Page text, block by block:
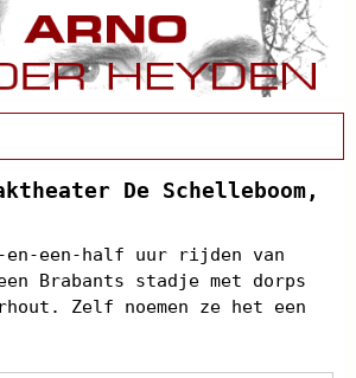
De Schelleboom,
en-een-half uur rijden van
Brabants stadje met dorps
Zelf noemen ze het een